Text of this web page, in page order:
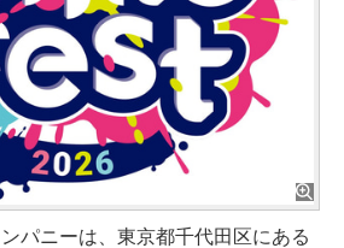
パニーは、東京都千代田区にある